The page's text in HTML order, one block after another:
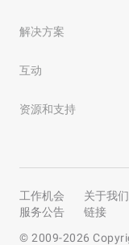
解决方案
互动
资源和支持
工作机会 关于我们
服务公告
链接
© 2009-2026